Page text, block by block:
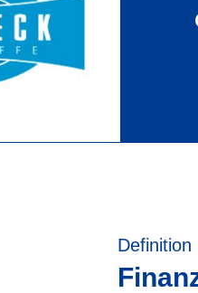
Definition